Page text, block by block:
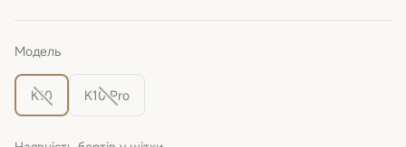
Модель
K10 K10 Pro